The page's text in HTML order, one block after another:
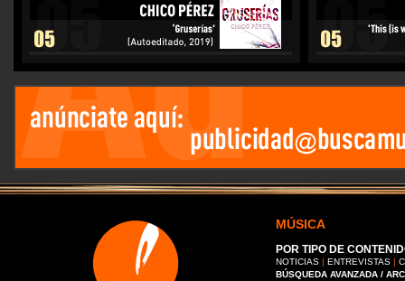
MÚSICA
POR TIPO DE
NOTICIAS | ENTREVISTAS |
BÚSQUEDA AVANZADA /